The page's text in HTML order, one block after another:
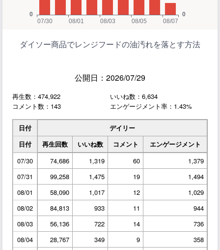
ダイソー商品でレンジフードの油汚れを落とす方法
公開日：2026/07/29
再生数：474,922
いいね数：6,634
コメント数：143
エンゲージメント率：1.43%
日付
デイリー
日付
再生回数 いいね数 コメント
エンゲージメント
07/30
74,686 1,319 60
1,379
07/31
99,258 1,475 19
1,494
08/01
58,090 1,017 12
1,029
08/02
84,813 933 11
944
08/03
56,136 722 14
736
08/04
28,767 349 9 358